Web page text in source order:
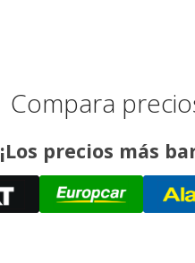
Compara
¡Los precios más